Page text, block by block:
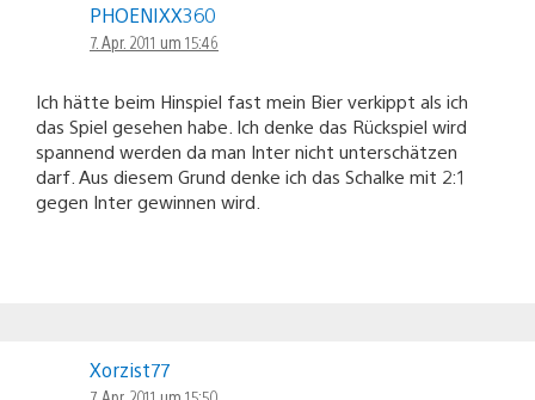
PHOENIXX360
7. Apr. 2011 um 15:46
Ich hätte beim Hinspiel fast mein Bier verkippt als ich
das Spiel gesehen habe. Ich denke das Rückspiel wird
spannend werden da man Inter nicht unterschätzen
darf. Aus diesem Grund denke ich das Schalke mit 2:1
gegen Inter gewinnen wird.
Xorzist77